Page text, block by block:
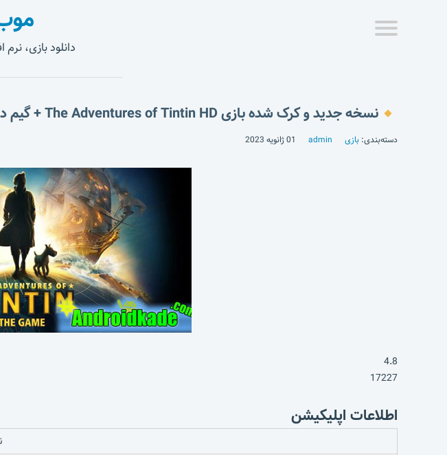
دانلود بازی، نرم
نسخه جدید و کرک شده بازی The Adventures of Tintin HD + گیم دیتا
دسته‌بندی: بازی admin 01 ژانویه 2023
4.8
17227
اطلاعات اپلیکیشن